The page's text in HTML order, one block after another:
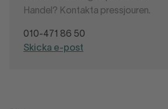
Handel? Kontakta pressjouren.
010-471 86 50
Skicka e-post